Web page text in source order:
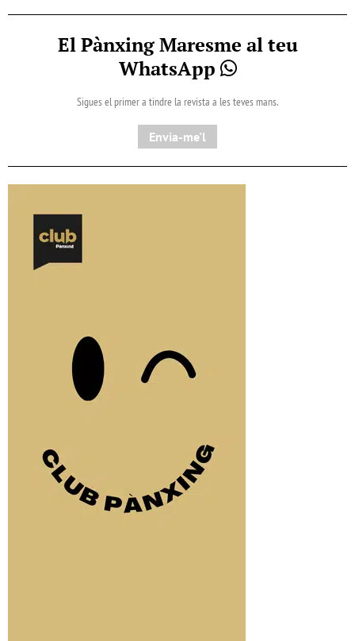
El Pànxing Maresme al teu
WhatsApp
Sigues el primer a tindre la revista a les teves mans.
Envia-me'l